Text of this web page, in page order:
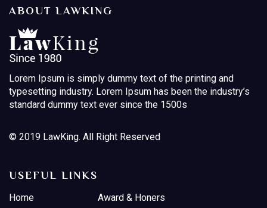
ABOUT LAWKING
Lorem Ipsum is simply dummy text of the printing and
typesetting industry. Lorem Ipsum has been the industry’s
standard dummy text ever since the 1500s
© 2019 LawKing. All Right Reserved
USEFUL LINKS
Home
Award & Honers